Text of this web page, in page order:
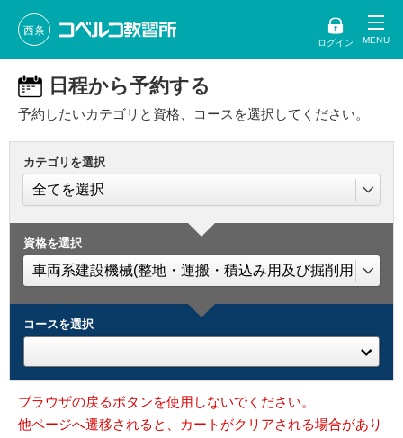
西条
ログイン
日程から予約する
予約したいカテゴリと資格、コースを選択してください。
カテゴリを選択
資格を選択
コースを選択
ブラウザの戻るボタンを使用しないでください。
他ページへ遷移されると、カートがクリアされる場合があり